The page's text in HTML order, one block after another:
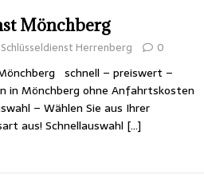
Mönchberg
Schlüsseldienst Herrenberg 0
schnell – preiswert –
in Mönchberg ohne Anfahrtskosten
– Wählen Sie aus Ihrer
aus! Schnellauswahl […]